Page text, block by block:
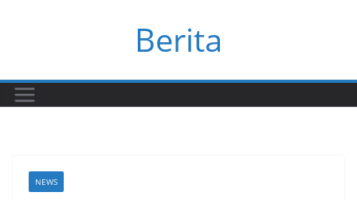
Berita
NEWS